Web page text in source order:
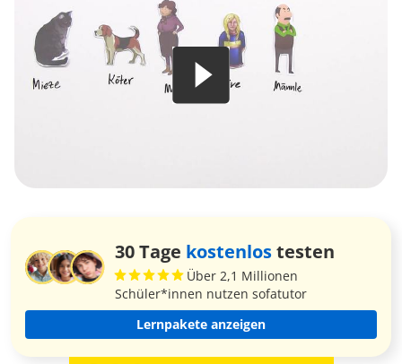
30 Tage kostenlostesten
Über 2,1 Millionen
Schüler*innen nutzen sofatutor
Lernpakete anzeigen